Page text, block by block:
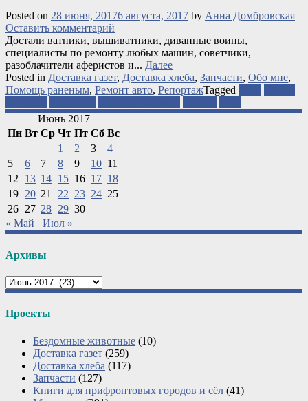
Posted on 28 июня, 20176 августа, 2017 by Анна Домбровская
Оставить комментарий
Достали ватники, вышиватники, диванные воины,
специалисты по ремонту любых машин, советчики,
разоблачители аферистов и... Далее
Posted in Доставка газет, Доставка хлеба, Запчасти, Обо мне,
Помощь раненым, Ремонт авто, РепортажTagged
Июнь 2017
Пн Вт Ср Чт Пт Сб Вс
1
2 3
4
5
6 7 8 9 10 11
12 13 14 15 16 17 18
19 20 21 22 23 24 25
26 27 28 29 30
« Май
Июл »
Архивы
Архивы
Проекты
Бездомные животные (10)
Доставка газет (259)
Доставка хлеба (117)
Запчасти (127)
Книги для прифронтовых городов и сёл (41)